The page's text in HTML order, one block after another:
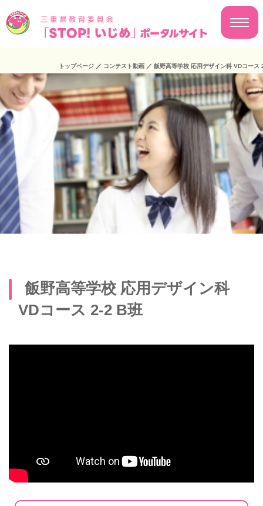
トップページ ／ コンテスト動画 ／ 飯野高等学校 応用デザイン科 VDコース
飯野高等学校 応用デザイン科
VDコース 2-2 B班